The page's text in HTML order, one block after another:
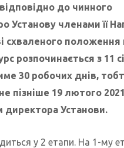
до чинного
Установу членами її
схваленого положення
розпочинається з 11
30 робочих днів,
пізніше 19 лютого
директора Установи.
у 2 етапи. На 1-му